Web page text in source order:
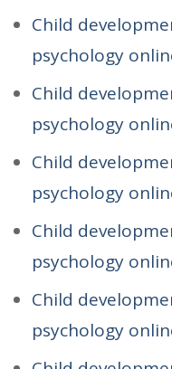
Child
psychology
Child
psychology
Child
psychology
Child
psychology
Child
psychology